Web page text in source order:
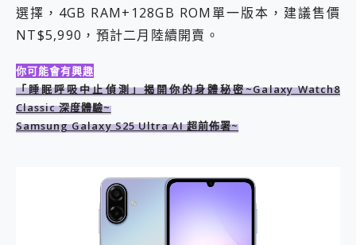
2億 APO蔡司長焦神機降臨~ vivo X200 Pro、vivo X200 就是這麼好拍
EaseUS Vocal Remover 免費線上去聲器一鍵去除人聲 人聲 音樂分離 2024 消除人聲推薦
小體積 40000mAh 超大容量 一次充5個設備 充好充滿 CUKTECH 酷態科 300W 微型充電站 開箱 評測
磁碟系統大風吹 有了 磁碟管理程式 EaseUS Partition Master 就是這麼簡單
vivo TWS 3e 真無線藍牙耳機智慧降噪升級、音質明亮溫潤，並支援雙設備連接~
MSI Claw 掌機專屬配件包 來囉 完美保護 MSI Claw A1M-026TW 電競掌機
選擇，4GB RAM+128GB ROM單一版本，建議售價
NT$5,990，預計二月陸續開賣。
你可能會有興趣
「睡眠呼吸中止偵測」揭開你的身體秘密~Galaxy Watch8
Classic 深度體驗~
Samsung Galaxy S25 Ultra AI 超前佈署~